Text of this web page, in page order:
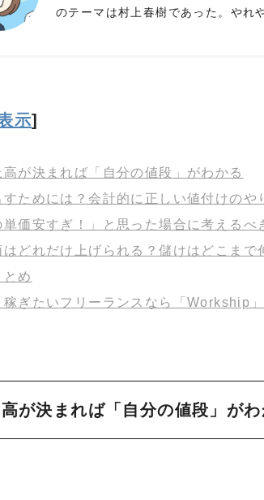
のテーマは村上春樹であった。やれ
示]
高が決まれば「自分の値段」がわかる
すためには？会計的に正しい値付けのや
単価安すぎ！」と思った場合に考えるべ
はどれだけ上げられる？儲けはどこまで
め
稼ぎたいフリーランスなら「Workship」
が決まれば「自分の値段」がわ